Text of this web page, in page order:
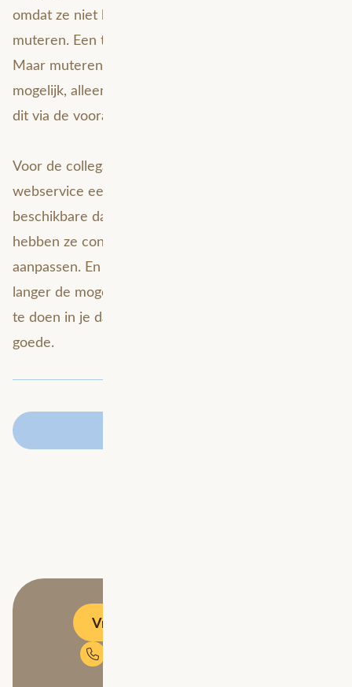
omdat ze niet langer in de brondata kunnen
muteren. Een tabel aanmaken kan dus niet meer.
Maar muteren via een webservice is wel degelijk
mogelijk, alleen worden gebruikers gedwongen om
dit via de vooraf bepaalde spelregels te doen.
Voor de collega’s die je databronnen beheren is een
webservice een zegen. Het geeft ze grip op de
beschikbare data. Door middel van autorisaties
hebben ze controle over wie welke data mag
aanpassen. En gebruikers van de data hebben niet
langer de mogelijkheid om structurele aanpassingen
te doen in je databron. Dit komt de datakwaliteit ten
goede.
Vrijblijvend adviesgesprek